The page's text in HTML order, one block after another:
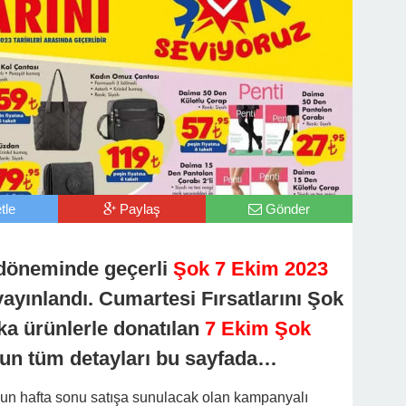
Paylaş Gönder
geçerli Şok 7 Ekim 2023
Cumartesi Fırsatlarını Şok
ürünlerle donatılan 7 Ekim Şok
tüm detayları bu sayfada…
hafta sonu satışa sunulacak olan kampanyalı